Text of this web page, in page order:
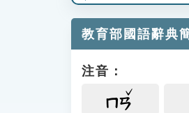
教育部國語辭典
注音：
ㄇㄢ